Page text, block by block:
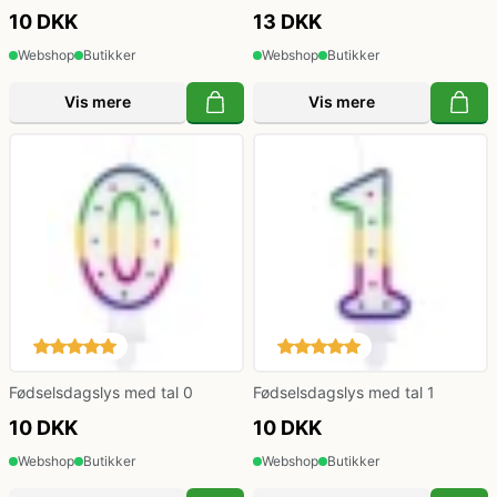
Klovne kostume
Kostume-tilbehør (andet)
Mavedanser kostume
Mexicaner kostume
Nonne, præste, munke kostumer
Paryk og skæg
10 DKK
Webshop Butikker
Vis mere
13 DKK
Webshop Butikker
Vis mere
Fødselsdagslys med tal 0
10 DKK
Webshop Butikker
Fødselsdagslys med tal 1
10 DKK
Webshop Butikker